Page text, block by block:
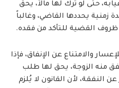
حتى لو ترك لها مالاً، يحق
يحددها القاضي، وغالباً
القضية للتأكد من فقده.
والامتناع عن الإنفاق، فإذا
منه الزوجة، يحق لها طلب
لأن القانون لا يُلزم